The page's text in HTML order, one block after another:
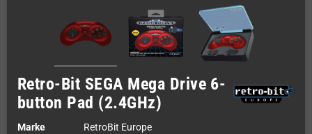
Retro-Bit SEGA Mega Drive 6-
button Pad (2.4GHz)
Marke
RetroBit Europe